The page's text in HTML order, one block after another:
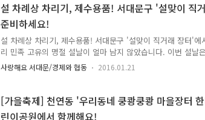
마진 없이 판매하고 있기 때문에 믿고 구입할 수 있겠죠! ^^ 시
10~25% 값싸게 구입할 수 있답니다. 추운 날씨 속에도 많은 주
주셨어요~ 아직도 설 차례상 준비가 걱정이신 분들은 '설맞이
께 하세..
설 차례상 차리기, 제수용품! 서대문구 '설맞이 직
준비하세요!
설 차례상 차리기, 제수용품! 서대문구 '설맞이 직거래 장터'에
리 민족 고유의 명절 설날이 얼마 남지 않았습니다. 이번 설날
함해 5일을 쉴 수 있는 황금연휴에요. 많은 분들이 벌써부터 계
리고 계실텐데요. 하지만 어머님들은 설 차례상 준비를 위해 벌
비하세요. 매년 우수한 품질의 지역특산물을 저렴한 가격에 드
고 있답니다. 2016년 '설맞이 직거래 장터' 함께 만나볼까요.
사랑해요 서대문/경제와 협동 2016.01.21
[가을축제] 천연동 '우리동네 쿵쾅쿵쾅 마을장터
린이공원에서 함께해요!